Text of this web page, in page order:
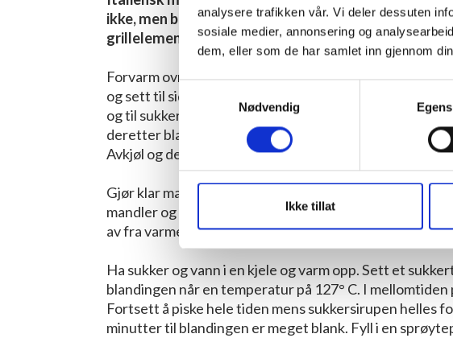
analysere trafikken vår. Vi deler dessuten
sosiale medier, annonsering og
dem, eller som de har samlet inn gjennom
Nødvendig
Ikke tillat
ikke, men brunes lett ved å bruke en gassbrenner
grillelementet i stekeovnen.
Forvarm ovnen til 200° C. Smør og kle et stekebrett
og sett til side. Pisk sammen smør og fint sukker med
og til sukkeret er oppløst. Pisk inn ett og ett egg. Fold
deretter blandes melk og vanilje inn. Fordel røren på
Avkjøl og del i terninger.
Gjør klar mandelsmulene ved å varme en non stick
mandler og sukker og stek på middels varme. Rør
av fra varmen og avkjøl litt. Ha alt i en blender og kjør
Ha sukker og vann i en kjele og varm opp. Sett et
blandingen når en temperatur på 127° C. I
Fortsett å piske hele tiden mens sukkersirupen helles
minutter til blandingen er meget blank. Fyll i en